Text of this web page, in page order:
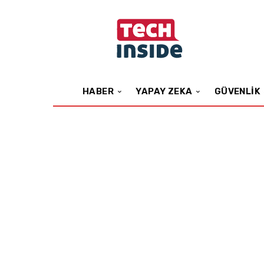
HABER YAPAY ZEKA GÜVENLIK